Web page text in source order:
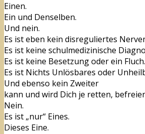
Einen.
Ein und Denselben.
Und nein.
Es ist eben kein disreguliertes
Es ist keine schulmedizinische
Es ist keine Besetzung oder ein Fluch.
Es ist Nichts Unlösbares oder
Und ebenso kein Zweiter
kann und wird Dich je retten,
Nein.
Es ist „nur“ Eines.
Dieses Eine.